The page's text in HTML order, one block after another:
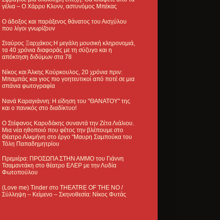
γέλια – Ο Χάρρυ Κλυνν, αστυνόμος Μπέκας
Ο άδοξος και παράξενος θάνατος του Αισχύλου
που λίγοι γνωρίζουν
Σταύρος Ξαρχάκος:Η μεγάλη μουσική κληρονομιά,
τα 40 χρόνια διαφοράς με τη σύζυγο και η
απόκτηση διδύμων στα 78
Νίκος και Άλκης Κούρκουλος, 20 χρόνια πριν:
Μπαμπάς και γιος πιο γοητευτικοί από ποτέ σε μια
σπάνια φωτογραφία
Νανά Καραγιάννη: Η είδηση του "ΘΑΝΑΤΟΥ" της
και ο πανικός στο διαδίκτυο!
Ο Στέφανος Καρυδάκης συναντά την Ζέτα Λιάλιου.
Μια νέα ηθοποιό που φέτος την βλέπουμε στο
Θέατρο Αλκμήνη στο έργο "Μαυρη Σαμπούκα του
Τόλη Παπαδημητρίου
Πρεμιέρα: ΠΡΟΣΩΠΑ ΣΤΗΝ ΑΜΜΟ του Γιάννη
Τσαμαντάκη στο θέατρο ΕΛΕΡ με την Λυδία
Φωτοπούλου
(Love me) Tinder στο THEATRE OF THE NO /
Σύλληψη – Κείμενο – Σκηνοθεσία: Νίκος Φυτάς